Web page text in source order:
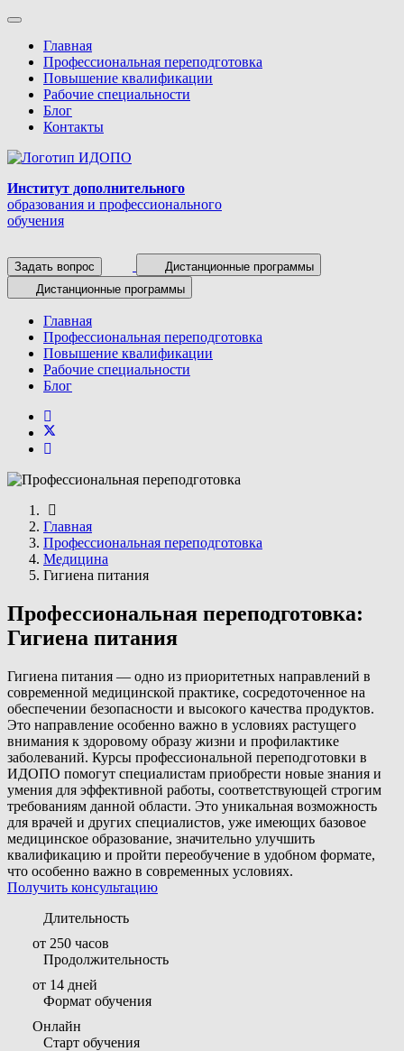
Главная
Профессиональная переподготовка
Повышение квалификации
Рабочие специальности
Блог
Контакты
Институт дополнительного
образования и профессионального
обучения
Задать вопрос
Дистанционные программы
Дистанционные программы
Главная
Профессиональная переподготовка
Повышение квалификации
Рабочие специальности
Блог
Главная
Профессиональная переподготовка
Медицина
Гигиена питания
Профессиональная переподготовка:
Гигиена питания
Гигиена питания — одно из приоритетных направлений в
современной медицинской практике, сосредоточенное на
обеспечении безопасности и высокого качества продуктов.
Это направление особенно важно в условиях растущего
внимания к здоровому образу жизни и профилактике
заболеваний. Курсы профессиональной переподготовки в
ИДОПО помогут специалистам приобрести новые знания и
умения для эффективной работы, соответствующей строгим
требованиям данной области. Это уникальная возможность
для врачей и других специалистов, уже имеющих базовое
медицинское образование, значительно улучшить
квалификацию и пройти переобучение в удобном формате,
что особенно важно в современных условиях.
Получить консультацию
Длительность
от 250 часов
Продолжительность
от 14 дней
Формат обучения
Онлайн
Старт обучения